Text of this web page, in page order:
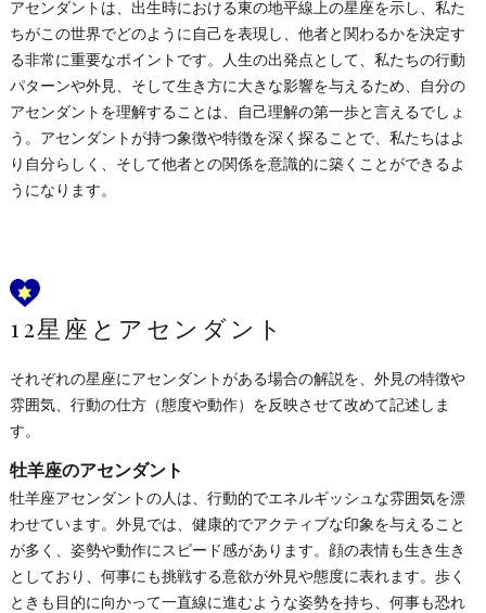
アセンダントは、出生時における東の地平線上の星座を示し、私た
ちがこの世界でどのように自己を表現し、他者と関わるかを決定す
る非常に重要なポイントです。人生の出発点として、私たちの行動
パターンや外見、そして生き方に大きな影響を与えるため、自分の
アセンダントを理解することは、自己理解の第一歩と言えるでしょ
う。アセンダントが持つ象徴や特徴を深く探ることで、私たちはよ
り自分らしく、そして他者との関係を意識的に築くことができるよ
うになります。
12星座とアセンダント
それぞれの星座にアセンダントがある場合の解説を、外見の特徴や
雰囲気、行動の仕方（態度や動作）を反映させて改めて記述しま
す。
牡羊座のアセンダント
牡羊座アセンダントの人は、行動的でエネルギッシュな雰囲気を漂
わせています。外見では、健康的でアクティブな印象を与えること
が多く、姿勢や動作にスピード感があります。顔の表情も生き生き
としており、何事にも挑戦する意欲が外見や態度に表れます。歩く
ときも目的に向かって一直線に進むような姿勢を持ち、何事も恐れ